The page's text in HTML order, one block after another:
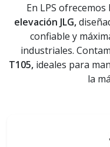
En LPS
elevación JLG,
confiable y
industriales.
T105, ideales para
la